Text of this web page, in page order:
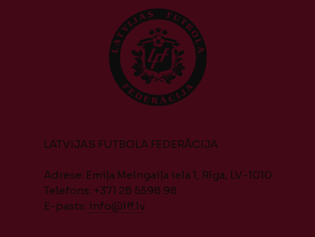
LATVIJAS FUTBOLA FEDERĀCIJA
Adrese: Emiļa Melngaiļa iela 1, Rīga, LV-1010
Telefons: +371 28 5598 98
E-pasts: info@lff.lv